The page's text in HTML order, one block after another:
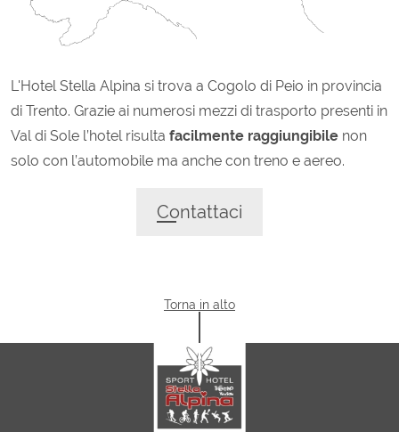
L'Hotel Stella Alpina si trova a Cogolo di Peio in provincia
di Trento. Grazie ai numerosi mezzi di trasporto presenti in
Val di Sole l’hotel risulta facilmente raggiungibile non
solo con l’automobile ma anche con treno e aereo.
Contattaci
Torna in alto